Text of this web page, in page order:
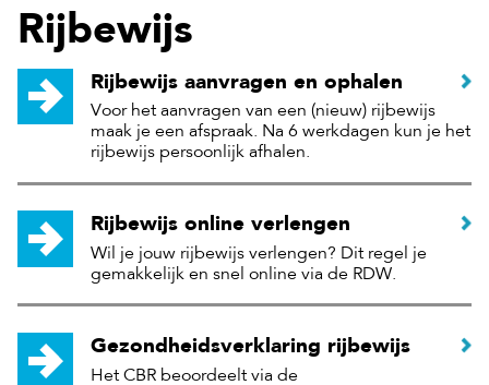
Rijbewijs
Rijbewijs aanvragen en ophalen
Voor het aanvragen van een (nieuw) rijbewijs
maak je een afspraak. Na 6 werkdagen kun je het
rijbewijs persoonlijk afhalen.
Rijbewijs online verlengen
Wil je jouw rijbewijs verlengen? Dit regel je
gemakkelijk en snel online via de RDW.
Gezondheidsverklaring rijbewijs
Het CBR beoordeelt via de